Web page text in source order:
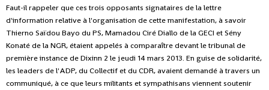
Faut-il rappeler que ces trois opposants signataires de la lettre
d'information relative à l'organisation de cette manifestation, à savoir
Thierno Saïdou Bayo du PS, Mamadou Ciré Diallo de la GECI et Sény
Konaté de la NGR, étaient appelés à comparaître devant le tribunal de
première instance de Dixinn 2 le jeudi 14 mars 2013. En guise de solidarité,
les leaders de l'ADP, du Collectif et du CDR, avaient demandé à travers un
communiqué, à ce que leurs militants et sympathisans viennent soutenir